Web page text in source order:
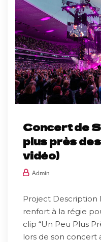
Concert de
plus près
vidéo)
Admin
Project Description
renfort à la régie
clip “Un Peu Plus
lors de son concert